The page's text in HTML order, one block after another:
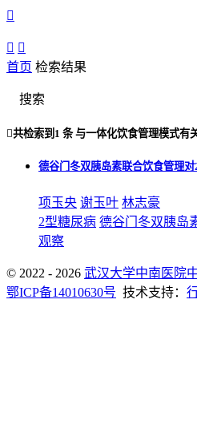

 
首页 检索结果
搜索
共检索到 1 条与一体化饮食管理模式有
德谷门冬双胰岛素联合饮食管理
项玉央 谢玉叶 林志豪
2型糖尿病 德谷门冬双胰岛
观察
© 2022 - 2026 武汉大学中南医院
鄂ICP备14010630号 技术支持：